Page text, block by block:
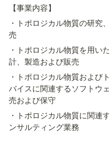
【事業内容】
・トポロジカル物質の研究
売
・トポロジカル物質を用い
計、製造および販売
・トポロジカル物質および
バイスに関連するソフトウ
売および保守
・トポロジカル物質に関連
ンサルティング業務